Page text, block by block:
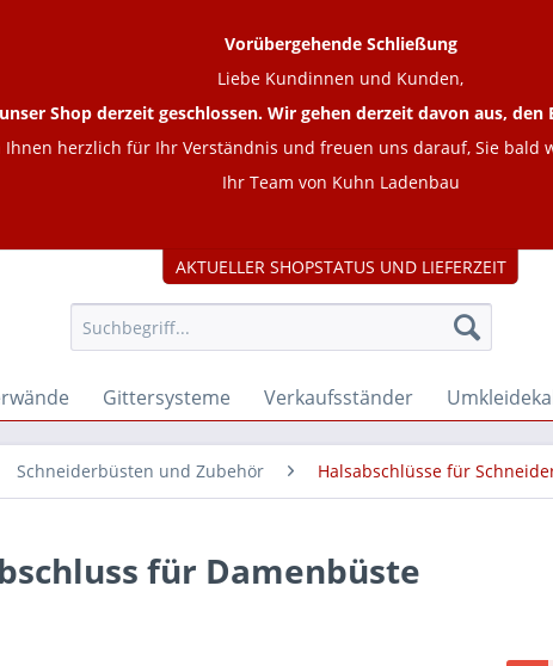
Gittersysteme Verkaufsständer
Schneiderbüsten und Zubehör Halsabschlüsse für
für Damenbüste
AKTUELLER SHOPSTATUS UND LIEFERZEIT
Vorübergehende Schließung
Liebe Kundinnen und Kunden,
Shop derzeit geschlossen. Wir gehen derzeit davon aus,
Ihnen herzlich für Ihr Verständnis und freuen uns darauf, Sie bald
Ihr Team von Kuhn Ladenbau